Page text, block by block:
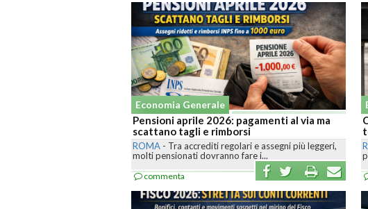
Economia Generale
Pensioni aprile 2026: pagamenti al via ma
scattano tagli e rimborsi
ROMA - Tra accrediti regolari e assegni più leggeri,
molti pensionati dovranno fare i...
commenta